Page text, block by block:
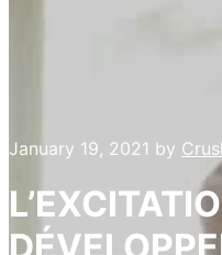
January 19, 2021 by